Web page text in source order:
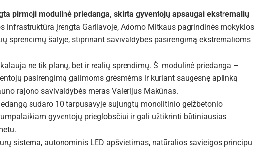
pirmoji modulinė priedanga, skirta gyventojų apsaugai ekstremalių
infrastruktūra įrengta Garliavoje, Adomo Mitkaus pagrindinės mokyklos
sprendimų šalyje, stiprinant savivaldybės pasirengimą ekstremalioms
ne tik planų, bet ir realių sprendimų. Ši modulinė priedanga –
pasirengimą galimoms grėsmėms ir kuriant saugesnę aplinką
rajono savivaldybės meras Valerijus Makūnas.
sudaro 10 tarpusavyje sujungtų monolitinio gelžbetonio
gyventojų prieglobsčiui ir gali užtikrinti būtiniausias
sistema, autonominis LED apšvietimas, natūralios savieigos principu